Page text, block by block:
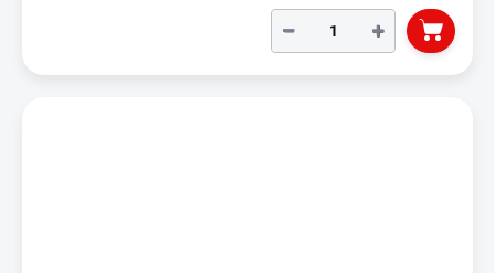
+
−